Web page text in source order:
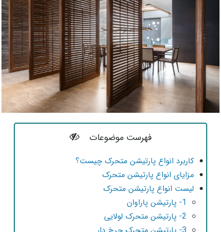
فهرست موضوعات
کاربرد انواع پارتیشن متحرک چیست؟
مزایای انواع پارتیشن متحرک
لیست انواع پارتیشن متحرک